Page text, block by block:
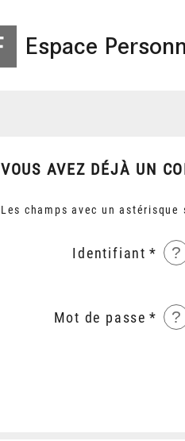
Espace
VOUS AVEZ DÉJÀ UN
Les champs avec un
Identifiant ?
Mot de passe ?